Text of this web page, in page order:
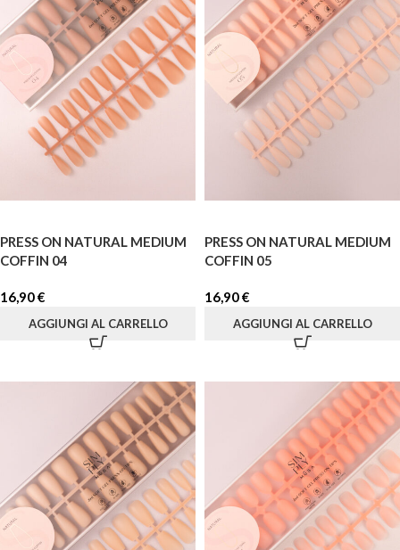
PRESS ON NATURAL MEDIUM
COFFIN 04
16,90€
AGGIUNGI AL CARRELLO
PRESS ON NATURAL MEDIUM
COFFIN 05
16,90€
AGGIUNGI AL CARRELLO